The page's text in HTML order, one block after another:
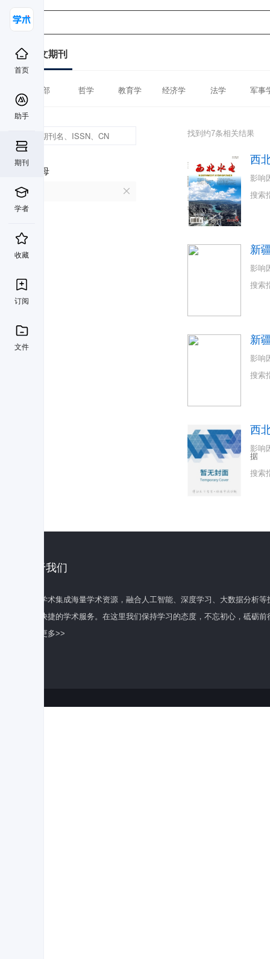
首页
助手
期刊
学者
收藏
订阅
文件
中文期刊
全部 哲学 教育学 经济学 法学 军事
首字母
X
找到约7条相关结果
西
影响
搜索
新
影响
搜索
新
影响
搜索
西
影响
据
搜索
关于我们
百度学术集成海量学术资源，融合人工智能、深度学习、大数据分析
全面快捷的学术服务。在这里我们保持学习的态度，不忘初心，砥砺前
了解更多>>